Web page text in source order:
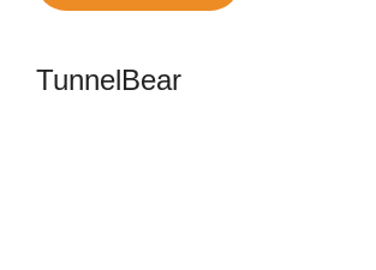
TunnelBear